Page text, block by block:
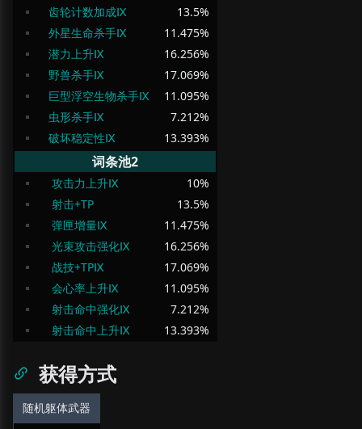
齿轮计数加成Ⅸ
13.5%
外星生命杀手Ⅸ
11.475%
潜力上升Ⅸ
16.256%
野兽杀手Ⅸ
17.069%
巨型浮空生物杀手Ⅸ
11.095%
虫形杀手Ⅸ
7.212%
破坏稳定性Ⅸ
13.393%
词条池2
攻击力上升Ⅸ 10%
射击+TP
13.5%
弹匣增量Ⅸ
11.475%
光束攻击强化Ⅸ
16.256%
战技+TPⅨ
17.069%
会心率上升Ⅸ
11.095%
射击命中强化Ⅸ
7.212%
射击命中上升Ⅸ
13.393%
获得方式
随机躯体武器